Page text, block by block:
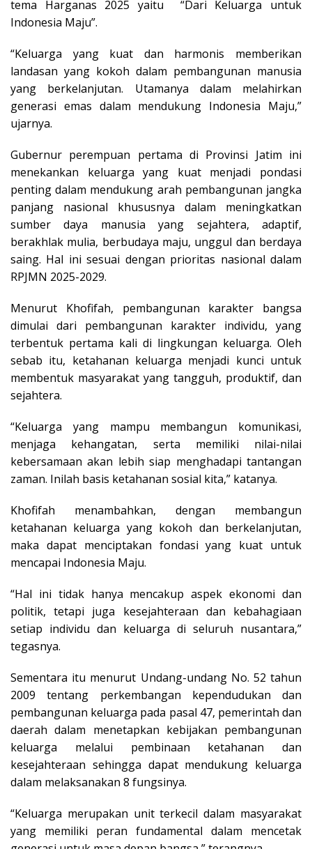
tema Harganas 2025 yaitu “Dari Keluarga untuk
Indonesia Maju”.
“Keluarga yang kuat dan harmonis memberikan
landasan yang kokoh dalam pembangunan manusia
yang berkelanjutan. Utamanya dalam melahirkan
generasi emas dalam mendukung Indonesia Maju,”
ujarnya.
Gubernur perempuan pertama di Provinsi Jatim ini
menekankan keluarga yang kuat menjadi pondasi
penting dalam mendukung arah pembangunan jangka
panjang nasional khususnya dalam meningkatkan
sumber daya manusia yang sejahtera, adaptif,
berakhlak mulia, berbudaya maju, unggul dan berdaya
saing. Hal ini sesuai dengan prioritas nasional dalam
RPJMN 2025-2029.
Menurut Khofifah, pembangunan karakter bangsa
dimulai dari pembangunan karakter individu, yang
terbentuk pertama kali di lingkungan keluarga. Oleh
sebab itu, ketahanan keluarga menjadi kunci untuk
membentuk masyarakat yang tangguh, produktif, dan
sejahtera.
“Keluarga yang mampu membangun komunikasi,
menjaga kehangatan, serta memiliki nilai-nilai
kebersamaan akan lebih siap menghadapi tantangan
zaman. Inilah basis ketahanan sosial kita,” katanya.
Khofifah menambahkan, dengan membangun
ketahanan keluarga yang kokoh dan berkelanjutan,
maka dapat menciptakan fondasi yang kuat untuk
mencapai Indonesia Maju.
“Hal ini tidak hanya mencakup aspek ekonomi dan
politik, tetapi juga kesejahteraan dan kebahagiaan
setiap individu dan keluarga di seluruh nusantara,”
tegasnya.
Sementara itu menurut Undang-undang No. 52 tahun
2009 tentang perkembangan kependudukan dan
pembangunan keluarga pada pasal 47, pemerintah dan
daerah dalam menetapkan kebijakan pembangunan
keluarga melalui pembinaan ketahanan dan
kesejahteraan sehingga dapat mendukung keluarga
dalam melaksanakan 8 fungsinya.
“Keluarga merupakan unit terkecil dalam masyarakat
yang memiliki peran fundamental dalam mencetak